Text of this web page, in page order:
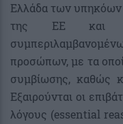
Ελλάδα των
της ΕΕ και
προσώπων, με τα
συμβίωσης, καθώς
Εξαιρούνται οι
λόγους (essential